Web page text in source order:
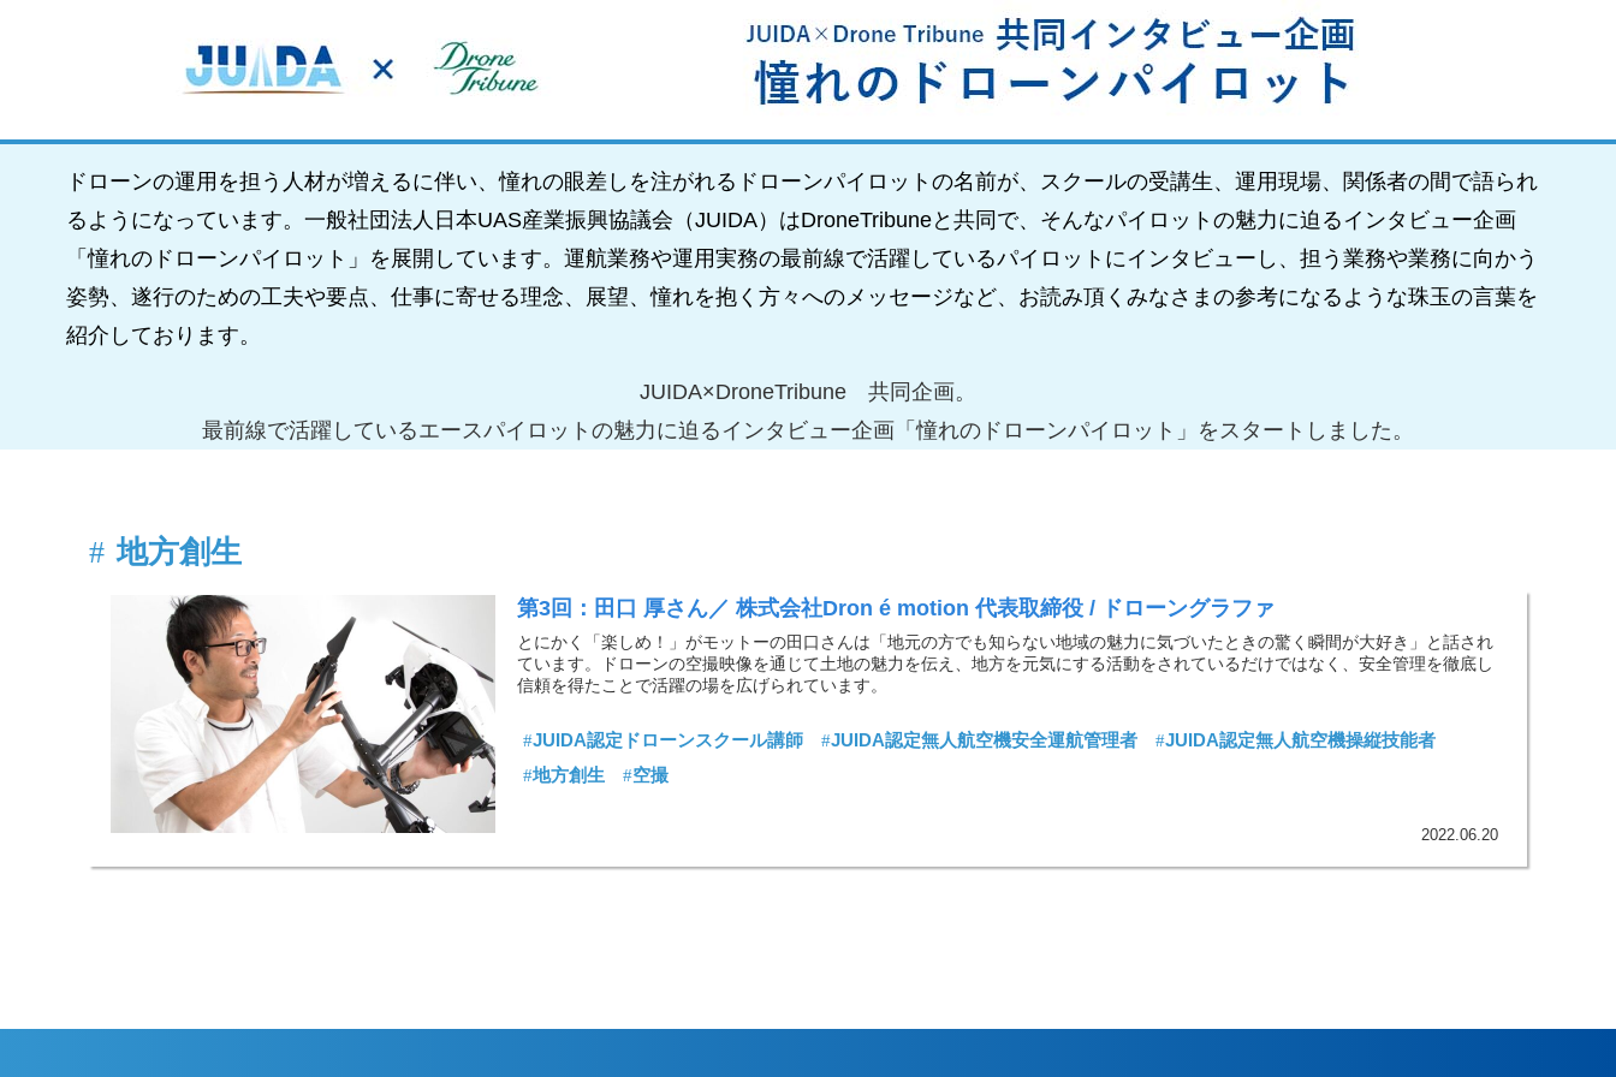
ドローンの運用を担う人材が増えるに伴い、憧れの眼差しを注がれるドローンパイロットの名前が、スクールの受講生、運用現場、関係者の間で語られ
るようになっています。一般社団法人日本UAS産業振興協議会（JUIDA）はDroneTribuneと共同で、そんなパイロットの魅力に迫るインタビュー企画
「憧れのドローンパイロット」を展開しています。運航業務や運用実務の最前線で活躍しているパイロットにインタビューし、担う業務や業務に向かう
姿勢、遂行のための工夫や要点、仕事に寄せる理念、展望、憧れを抱く方々へのメッセージなど、お読み頂くみなさまの参考になるような珠玉の言葉を
紹介しております。
JUIDA×DroneTribune 共同企画。
最前線で活躍しているエースパイロットの魅力に迫るインタビュー企画「憧れのドローンパイロット」をスタートしました。
地方創生
第3回：田口 厚さん／ 株式会社Dron é motion 代表取締役 / ドローングラファ
とにかく「楽しめ！」がモットーの田口さんは「地元の方でも知らない地域の魅力に気づいたときの驚く瞬間が大好き」と話され
ています。ドローンの空撮映像を通じて土地の魅力を伝え、地方を元気にする活動をされているだけではなく、安全管理を徹底し
信頼を得たことで活躍の場を広げられています。
2022.06.20
JUIDA認定ドローンスクール講師 JUIDA認定無人航空機安全運航管理者
JUIDA認定無人航空機操縦技能者
地方創生
空撮